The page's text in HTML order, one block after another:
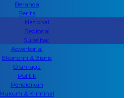
Beranda
Berita
Nasional
Regional
Sulselbar
Advertorial
Ekonomi & Bisnis
Olahraga
Politik
Pendidikan
Hukum & Kriminal